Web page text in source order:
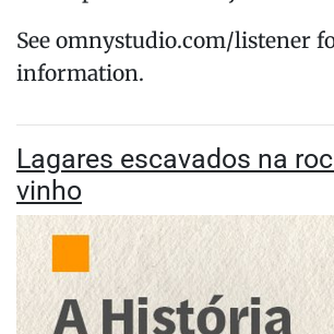
See omnystudio.com/listener
information.
Lagares escavados na
vinho